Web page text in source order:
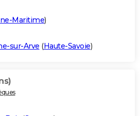
Maritime)
sur-Arve (Haute-Savoie)